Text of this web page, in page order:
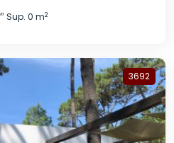
Sup. 0 m2
3692